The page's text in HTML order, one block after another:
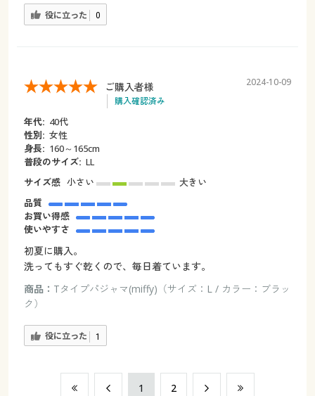
役に立った 0
ご購入者様
購入確認済み
2024-10-09
年代: 40代
性別: 女性
身長: 160～165cm
普段のサイズ: LL
サイズ感 小さい
大きい
品質
お買い得感
使いやすさ
初夏に購入。
洗ってもすぐ乾くので、毎日着ています。
商品： Tタイプパジャマ(miffy)（サイズ：L / カラー：ブラッ
ク）
役に立った 1
​1 ​2